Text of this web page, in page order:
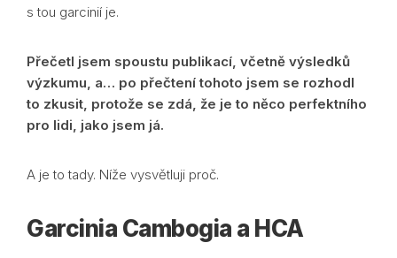
s tou garcinií je.
Přečetl jsem spoustu publikací, včetně výsledků
výzkumu, a… po přečtení tohoto jsem se rozhodl
to zkusit, protože se zdá, že je to něco perfektního
pro lidi, jako jsem já.
A je to tady. Níže vysvětluji proč.
Garcinia Cambogia a HCA